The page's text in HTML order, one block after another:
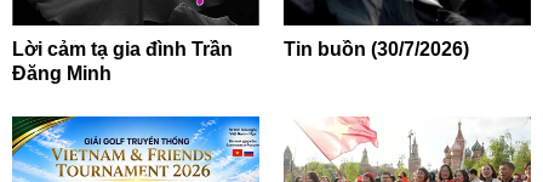
Lời cảm tạ gia đình Trần
Đăng Minh
Tin buồn (30/7/2026)